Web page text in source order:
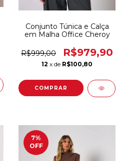
Conjunto Túnica e Calça
em Malha Office Cheroy
R$999,00 R$979,90
12 x de R$100,80
COMPRAR
7%
OFF